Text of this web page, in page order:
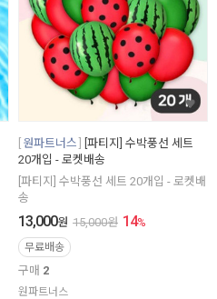
원파트너스
[파티지] 수박풍선 세트
20개입 - 로켓배송
[파티지] 수박풍선 세트 20개입 - 로켓배
송
13,000원 15,000원 14%
무료배송
구매 2
원파트너스